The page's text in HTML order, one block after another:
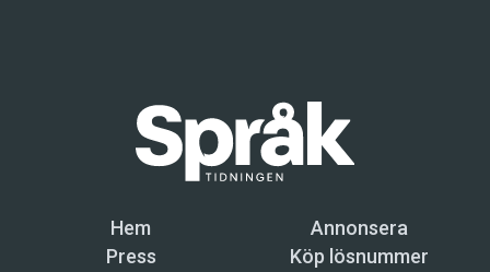
Hem
Annonsera
Press
Köp lösnummer